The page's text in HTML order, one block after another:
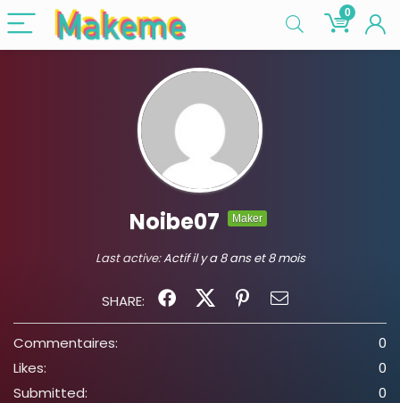
0
Noibe07 Maker
Last active:Actif il y a 8 ans et 8 mois
SHARE:
Commentaires:
0
Likes:
0
Submitted:
0